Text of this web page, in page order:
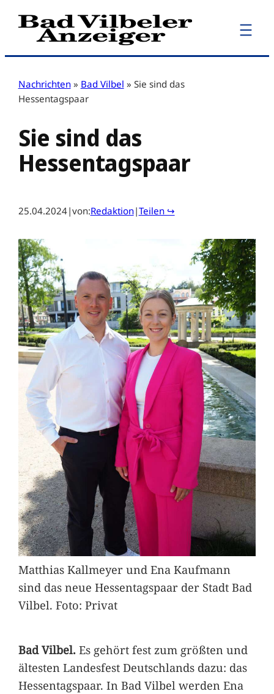
Zum
Inhalt
Nachrichten » Bad Vilbel » Sie sind das
Hessentagspaar
Sie sind das
Hessentagspaar
25.04.2024|von:Redaktion|Teilen ↪
Matthias Kallmeyer und Ena Kaufmann
sind das neue Hessentagspaar der Stadt Bad
Vilbel. Foto: Privat
Bad Vilbel.Es gehört fest zum größten und
ältesten Landesfest Deutschlands dazu: das
Hessentagspaar. In Bad Vilbel werden Ena